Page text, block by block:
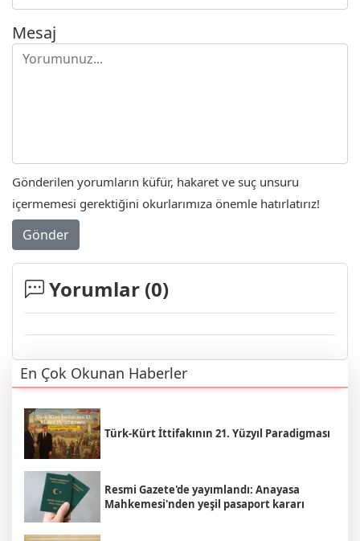
Mesaj
Gönderilen yorumların küfür, hakaret ve suç unsuru
içermemesi gerektiğini okurlarımıza önemle hatırlatırız!
Gönder
Yorumlar (0)
En Çok Okunan Haberler
Türk-Kürt İttifakının 21. Yüzyıl Paradigması
Resmi Gazete'de yayımlandı: Anayasa
Mahkemesi'nden yeşil pasaport kararı